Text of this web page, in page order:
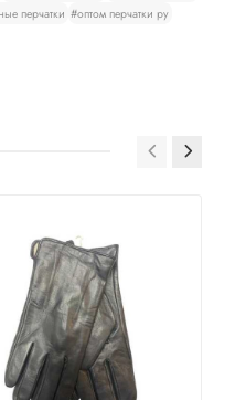
перчатки #оптом перчатки ру